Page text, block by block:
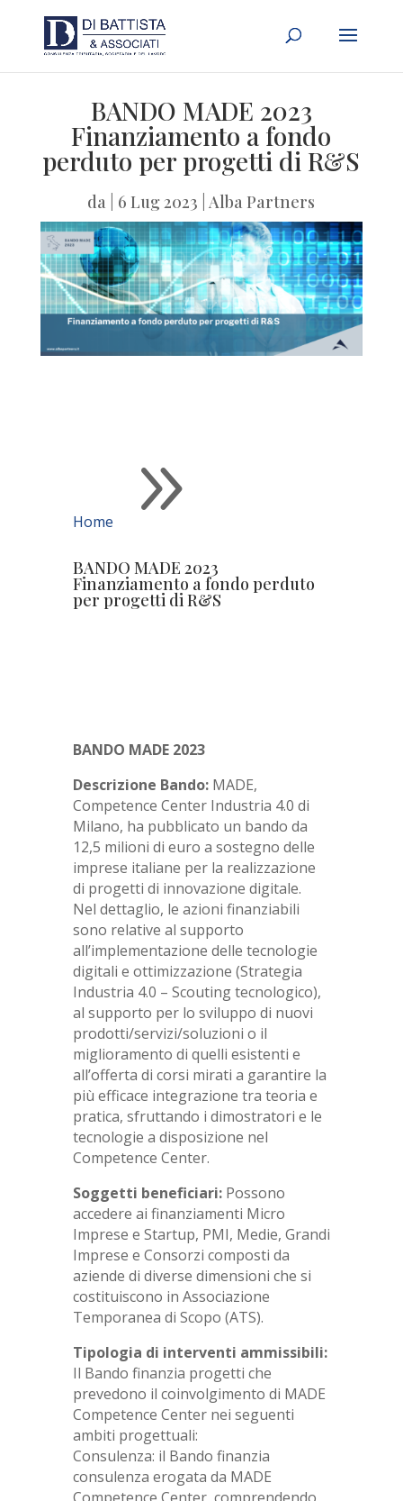
BANDO MADE 2023
Finanziamento a fondo
perduto per progetti di R&S
da 6 Lug 2023 |Alba Partners
Home 9
BANDO MADE 2023
Finanziamento a fondo perduto
per progetti di R&S
BANDO MADE 2023
Descrizione Bando: MADE,
Competence Center Industria 4.0 di
Milano, ha pubblicato un bando da
12,5 milioni di euro a sostegno delle
imprese italiane per la realizzazione
di progetti di innovazione digitale.
Nel dettaglio, le azioni finanziabili
sono relative al supporto
all’implementazione delle tecnologie
digitali e ottimizzazione (Strategia
Industria 4.0 – Scouting tecnologico),
al supporto per lo sviluppo di nuovi
prodotti/servizi/soluzioni o il
miglioramento di quelli esistenti e
all’offerta di corsi mirati a garantire la
più efficace integrazione tra teoria e
pratica, sfruttando i dimostratori e le
tecnologie a disposizione nel
Competence Center.
Soggetti beneficiari: Possono
accedere ai finanziamenti Micro
Imprese e Startup, PMI, Medie, Grandi
Imprese e Consorzi composti da
aziende di diverse dimensioni che si
costituiscono in Associazione
Temporanea di Scopo (ATS).
Tipologia di interventi ammissibili:
Il Bando finanzia progetti che
prevedono il coinvolgimento di MADE
Competence Center nei seguenti
ambiti progettuali:
Consulenza: il Bando finanzia
consulenza erogata da MADE